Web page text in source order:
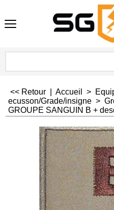
<< Retour Accueil >
ecusson/Grade/insigne >
GROUPE SANGUIN B +